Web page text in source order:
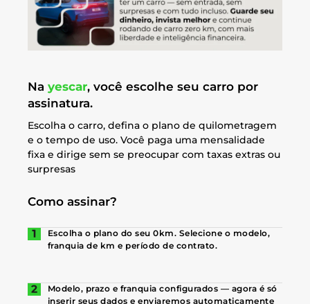
Na yescar, você escolhe seu carro por
assinatura.
Escolha o carro, defina o plano de quilometragem
e o tempo de uso. Você paga uma mensalidade
fixa e dirige sem se preocupar com taxas extras ou
surpresas
Como assinar?
Escolha o plano do seu 0km. Selecione o modelo,
franquia de km e período de contrato.
Modelo, prazo e franquia configurados — agora é só
inserir seus dados e enviaremos automaticamente